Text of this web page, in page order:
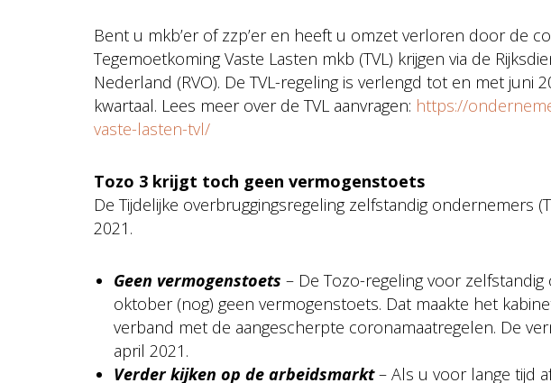
Bent u mkb’er of zzp’er en heeft u omzet verloren door de
Tegemoetkoming Vaste Lasten mkb (TVL) krijgen via de
Nederland (RVO). De TVL-regeling is verlengd tot en met juni
kwartaal. Lees meer over de TVL aanvragen: https://
vaste-lasten-tvl/
Tozo 3 krijgt toch geen vermogenstoets
De Tijdelijke overbruggingsregeling zelfstandig ondernemers
2021.
Geen vermogenstoets – De Tozo-regeling voor
oktober (nog) geen vermogenstoets. Dat maakte het
verband met de aangescherpte coronamaatregelen. De
april 2021.
Verder kijken op de arbeidsmarkt– Als u voor lange tijd